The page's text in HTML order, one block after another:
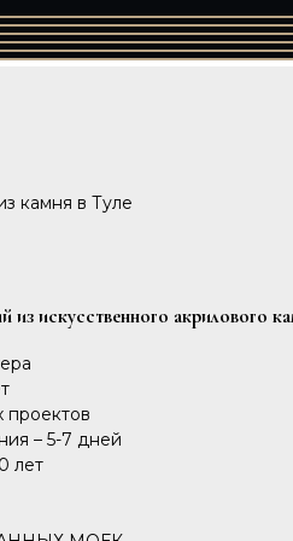
камня в Туле
из искусственного акрилового
проектов
– 5-7 дней
лет